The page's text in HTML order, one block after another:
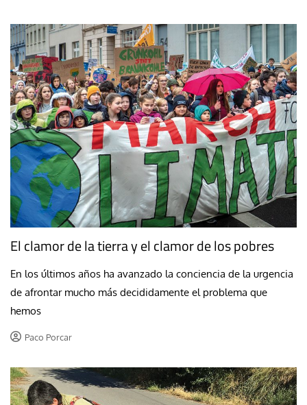
El clamor de la tierra y el clamor de los pobres
En los últimos años ha avanzado la conciencia de la urgencia
de afrontar mucho más decididamente el problema que
hemos
Paco Porcar